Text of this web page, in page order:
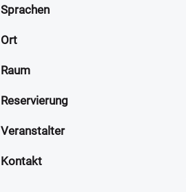
Sprachen
Ort
Raum
Reservierung
Veranstalter
Kontakt